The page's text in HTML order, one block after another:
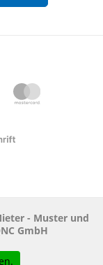
- Muster und
GmbH